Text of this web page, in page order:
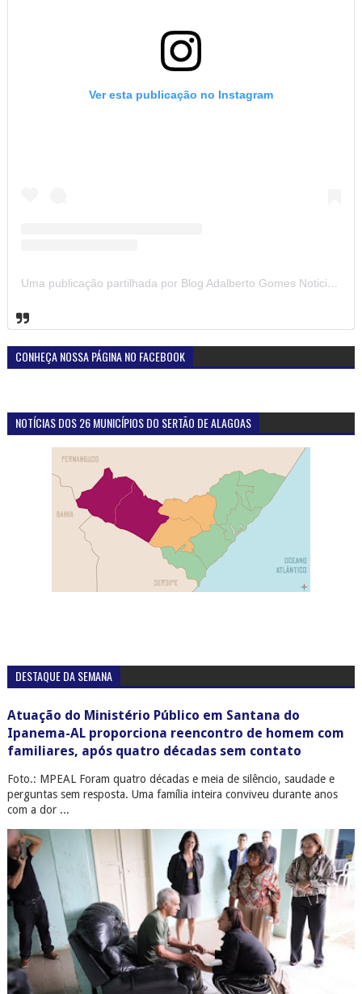
Ver esta publicação no Instagram
Uma publicação partilhada por Blog Adalberto Gomes Noticias (@blogadalbertogomesnoticiass)
CONHEÇA NOSSA PÁGINA NO FACEBOOK
NOTÍCIAS DOS 26 MUNICÍPIOS DO SERTÃO DE ALAGOAS
DESTAQUE DA SEMANA
Atuação do Ministério Público em Santana do
Ipanema-AL proporciona reencontro de homem com
familiares, após quatro décadas sem contato
Foto.: MPEAL Foram quatro décadas e meia de silêncio, saudade e
perguntas sem resposta. Uma família inteira conviveu durante anos
com a dor ...